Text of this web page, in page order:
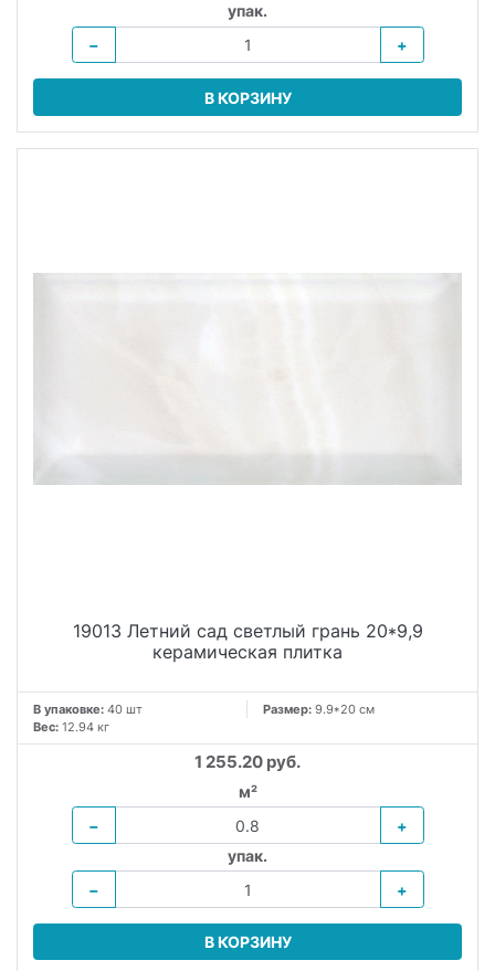
упак.
−
+
В КОРЗИНУ
19013 Летний сад светлый грань 20*9,9
керамическая плитка
В упаковке: 40 шт Размер: 9.9*20 см
Вес: 12.94 кг
1 255.20 руб.
м²
−
+
упак.
−
+
В КОРЗИНУ